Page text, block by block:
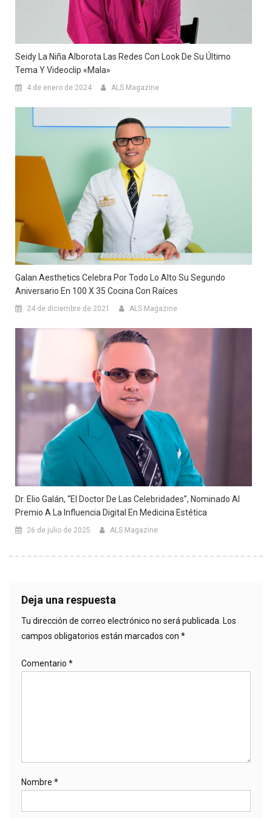
Seidy La Niña Alborota Las Redes Con Look De Su Último
Tema Y Videoclip «Mala»
4 de enero de 2024 ALS Magazine
Galan Aesthetics Celebra Por Todo Lo Alto Su Segundo
Aniversario En 100 X 35 Cocina Con Raíces
24 de diciembre de 2021 ALS Magazine
Dr. Elio Galán, “El Doctor De Las Celebridades”, Nominado Al
Premio A La Influencia Digital En Medicina Estética
26 de julio de 2025 ALS Magazine
Deja una respuesta
Tu dirección de correo electrónico no será publicada. Los
campos obligatorios están marcados con *
Comentario *
Nombre *